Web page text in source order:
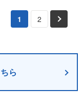
1 2
ら